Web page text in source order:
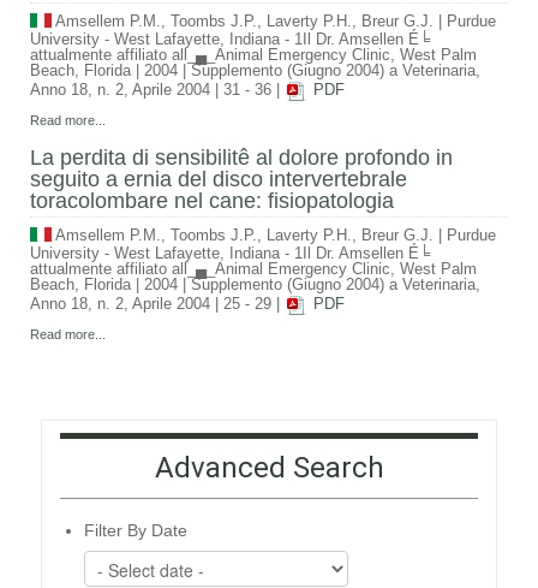
Amsellem P.M., Toombs J.P., Laverty P.H., Breur G.J.
Purdue
University - West Lafayette, Indiana - 1Il Dr. Amsellen É╘
attualmente affiliato all_▄_Animal Emergency Clinic, West Palm
Beach, Florida
2004
Supplemento (Giugno 2004) a Veterinaria,
Anno 18, n. 2, Aprile 2004
31 - 36 PDF
Read more...
La perdita di sensibilitê al dolore profondo in
seguito a ernia del disco intervertebrale
toracolombare nel cane: fisiopatologia
Amsellem P.M., Toombs J.P., Laverty P.H., Breur G.J.
Purdue
University - West Lafayette, Indiana - 1Il Dr. Amsellen É╘
attualmente affiliato all_▄_Animal Emergency Clinic, West Palm
Beach, Florida
2004
Supplemento (Giugno 2004) a Veterinaria,
Anno 18, n. 2, Aprile 2004
25 - 29 PDF
Read more...
Advanced Search
Filter By Date